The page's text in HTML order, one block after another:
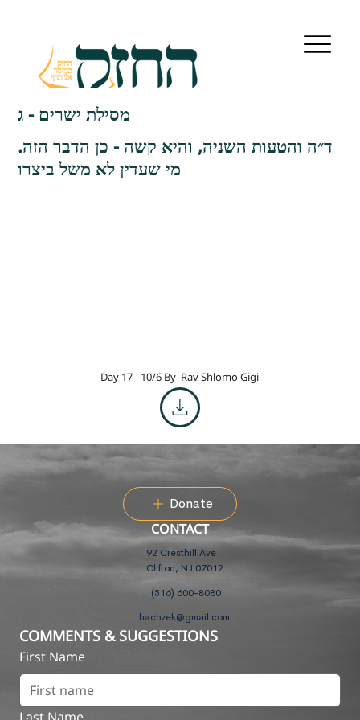
מסילת ישרים - ג
ד״ה והטעות השניה, והיא קשה - כן הדבר הזה.
מי שעדין לא משל ביצרו
Day 17 - 10/6 By Rav Shlomo Gigi
Donate
CONTACT
92 Cresthill Ave
Clifton, NJ 07012
(516) 600-8080
hachzek@gmail.com
COMMENTS & SUGGESTIONS
First Name